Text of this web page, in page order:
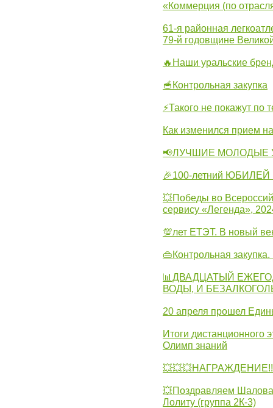
«Коммерция (по
61-я районная
79-й годовщине
🔥Наши уральские
🥣Контрольная закупка
⚡Такого не покажут по
Как изменился прием
📢ЛУЧШИЕ МОЛОДЫЕ
🎉100-летний ЮБИЛЕЙ
💥Победы во
сервису «Легенда»,
💯лет ЕТЭТ. В новый
👜Контрольная
📊ДВАДЦАТЫЙ
ВОДЫ, И
20 апреля прошел
Итоги дистанционного
Олимп знаний
💥Поздравляем
Лолиту (группа 2К-3)